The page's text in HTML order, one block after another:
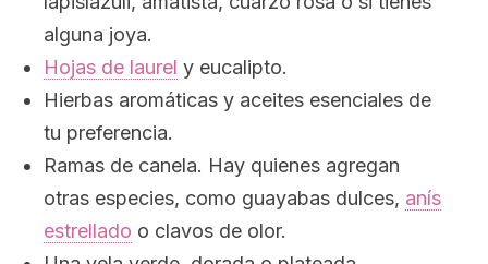
alguna joya.
Hojas de laurel y eucalipto.
Hierbas aromáticas y aceites esenciales de
tu preferencia.
Ramas de canela. Hay quienes agregan
otras especies, como guayabas dulces, anís
estrellado o clavos de olor.